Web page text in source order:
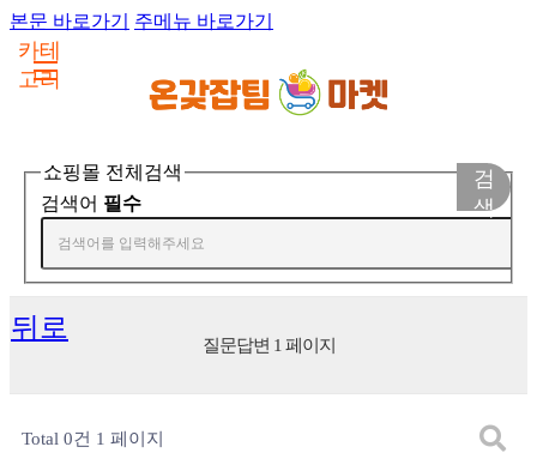
본문 바로가기 주메뉴 바로가기
쇼핑몰 전체검색
검색어 필수
검
색
카테
고리
뒤로
질문답변 1 페이지
Total 0건 1 페이지